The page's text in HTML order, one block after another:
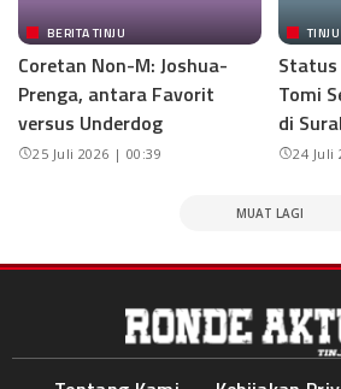
BERITA TINJU
Coretan Non-M: Joshua-
Prenga, antara Favorit
versus Underdog
25 Juli 2026 | 00:39
Status
Tomi
di
24 Juli
MUAT LAGI